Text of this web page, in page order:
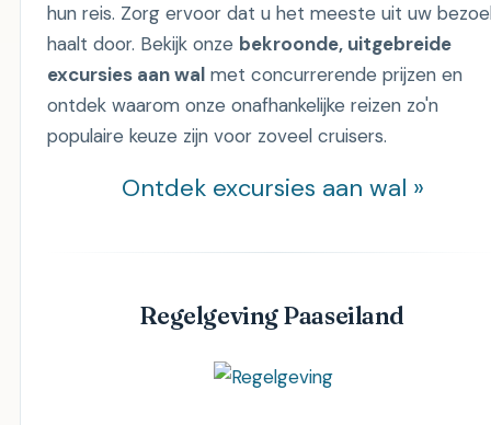
hun reis. Zorg ervoor dat u het meeste uit uw
haalt door. Bekijk onze bekroonde, uitgebreide
excursies aan walmet concurrerende prijzen en
ontdek waarom onze onafhankelijke reizen zo'n
populaire keuze zijn voor zoveel cruisers.
Ontdek excursies aan wal »
Regelgeving Paaseiland